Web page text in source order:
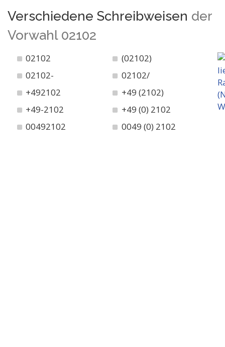
Verschiedene Schreibweisen der
Vorwahl 02102
02102
(02102)
02102-
02102/
+492102
+49 (2102)
+49-2102
+49 (0) 2102
00492102
0049 (0) 2102